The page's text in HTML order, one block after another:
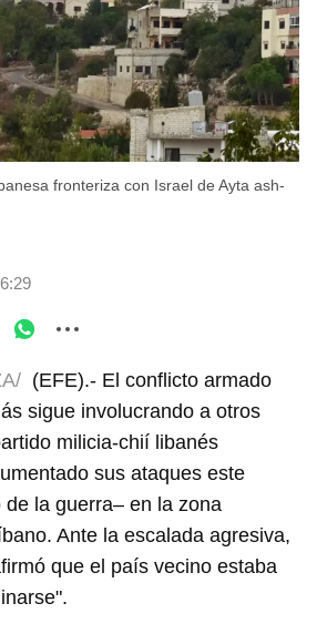
fronteriza con Israel de Ayta ash-
(EFE).- El conflicto armado
sigue involucrando a otros
milicia-chií libanés
sus ataques este
la guerra– en la zona
Ante la escalada agresiva,
que el país vecino estaba